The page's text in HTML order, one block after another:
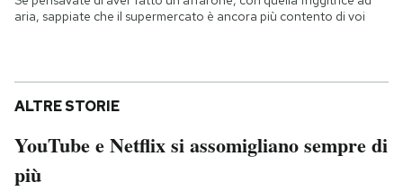
aria, sappiate che il supermercato è ancora più contento di voi
ALTRE STORIE
YouTube e Netflix si assomigliano sempre di
più